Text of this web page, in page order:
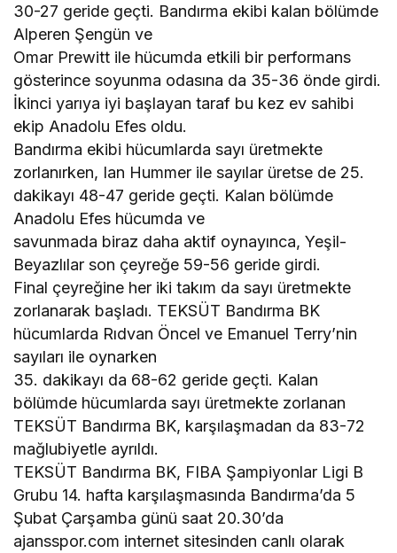
30-27 geride geçti. Bandırma ekibi kalan bölümde
Alperen Şengün ve
Omar Prewitt ile hücumda etkili bir performans
gösterince soyunma odasına da 35-36 önde girdi.
İkinci yarıya iyi başlayan taraf bu kez ev sahibi
ekip Anadolu Efes oldu.
Bandırma ekibi hücumlarda sayı üretmekte
zorlanırken, Ian Hummer ile sayılar üretse de 25.
dakikayı 48-47 geride geçti. Kalan bölümde
Anadolu Efes hücumda ve
savunmada biraz daha aktif oynayınca, Yeşil-
Beyazlılar son çeyreğe 59-56 geride girdi.
Final çeyreğine her iki takım da sayı üretmekte
zorlanarak başladı. TEKSÜT Bandırma BK
hücumlarda Rıdvan Öncel ve Emanuel Terry’nin
sayıları ile oynarken
35. dakikayı da 68-62 geride geçti. Kalan
bölümde hücumlarda sayı üretmekte zorlanan
TEKSÜT Bandırma BK, karşılaşmadan da 83-72
mağlubiyetle ayrıldı.
TEKSÜT Bandırma BK, FIBA Şampiyonlar Ligi B
Grubu 14. hafta karşılaşmasında Bandırma’da 5
Şubat Çarşamba günü saat 20.30’da
ajansspor.com internet sitesinden canlı olarak